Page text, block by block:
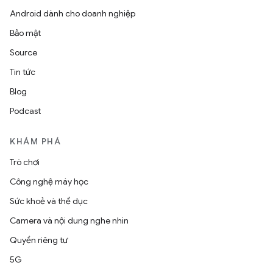
Android dành cho doanh nghiệp
Bảo mật
Source
Tin tức
Blog
Podcast
KHÁM PHÁ
Trò chơi
Công nghệ máy học
Sức khoẻ và thể dục
Camera và nội dung nghe nhìn
Quyền riêng tư
5G